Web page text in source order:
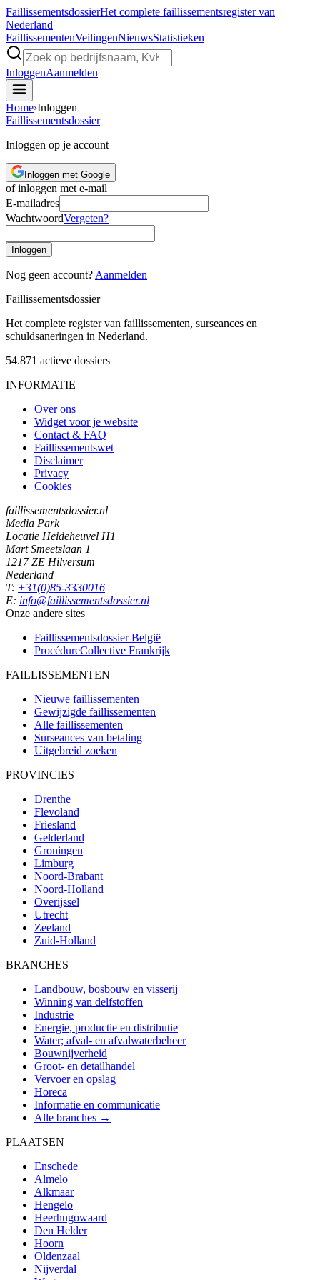
FaillissementsdossierHet complete faillissementsregister van
Nederland
FaillissementenVeilingenNieuwsStatistieken
InloggenAanmelden
Home›Inloggen
Faillissementsdossier
Inloggen op je account
Inloggen met Google
of inloggen met e-mail
E-mailadres
WachtwoordVergeten?
Inloggen
Nog geen account? Aanmelden
Faillissementsdossier
Het complete register van faillissementen, surseances en
schuldsaneringen in Nederland.
54.871 actieve dossiers
INFORMATIE
Over ons
Widget voor je website
Contact & FAQ
Faillissementswet
Disclaimer
Privacy
Cookies
faillissementsdossier.nl
Media Park
Locatie Heideheuvel H1
Mart Smeetslaan 1
1217 ZE Hilversum
Nederland
T: +31(0)85-3330016
E: info@faillissementsdossier.nl
Onze andere sites
Faillissementsdossier België
ProcédureCollective Frankrijk
FAILLISSEMENTEN
Nieuwe faillissementen
Gewijzigde faillissementen
Alle faillissementen
Surseances van betaling
Uitgebreid zoeken
PROVINCIES
Drenthe
Flevoland
Friesland
Gelderland
Groningen
Limburg
Noord-Brabant
Noord-Holland
Overijssel
Utrecht
Zeeland
Zuid-Holland
BRANCHES
Landbouw, bosbouw en visserij
Winning van delfstoffen
Industrie
Energie, productie en distributie
Water; afval- en afvalwaterbeheer
Bouwnijverheid
Groot- en detailhandel
Vervoer en opslag
Horeca
Informatie en communicatie
Alle branches →
PLAATSEN
Enschede
Almelo
Alkmaar
Hengelo
Heerhugowaard
Den Helder
Hoorn
Oldenzaal
Nijverdal